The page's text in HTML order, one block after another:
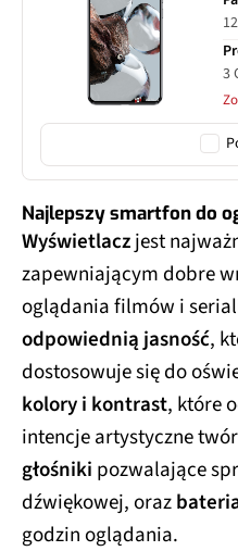
3
Najlepszy smartfon do
Wyświetlaczjest
zapewniającym dobre
oglądania filmów i
odpowiednią jasność,
dostosowuje się do
kolory i kontrast, które
intencje artystyczne
głośniki pozwalające
dźwiękowej, oraz
godzin oglądania.